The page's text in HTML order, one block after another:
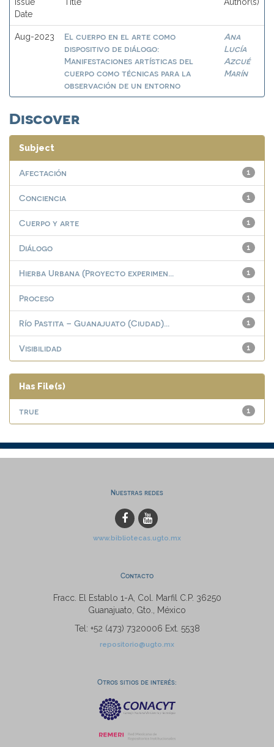
Date
Aug-2023
El cuerpo en el arte como
dispositivo de diálogo:
Manifestaciones artísticas del
cuerpo como técnicas para la
observación de un entorno
Ana
Lucía
Azcué
Marín
Discover
Subject
1
Afectación
1
Conciencia
1
Cuerpo y arte
1
Diálogo
1
Hierba Urbana (Proyecto experimen...
1
Proceso
1
Río Pastita – Guanajuato (Ciudad)...
1
Visibilidad
Has File(s)
1
true
Nuestras redes
www.bibliotecas.ugto.mx
Contacto
Fracc. El Establo 1-A, Col. Marfil C.P. 36250
Guanajuato, Gto., México
Tel: +52 (473) 7320006 Ext. 5538
repositorio@ugto.mx
Otros sitios de interés: